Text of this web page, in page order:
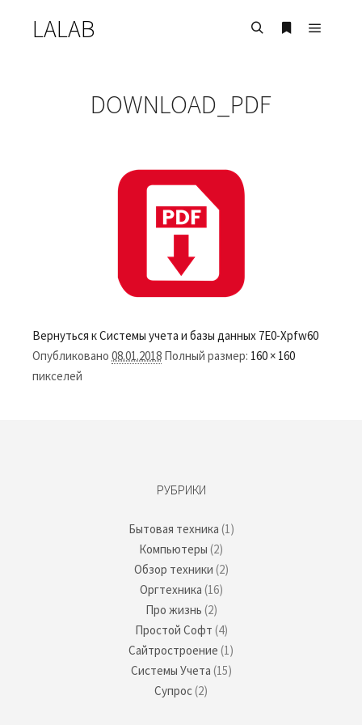
LALAB
DOWNLOAD_PDF
Вернуться к Системы учета и базы данных 7E0-Xpfw60
Опубликовано 08.01.2018 Полный размер: 160 × 160
пикселей
РУБРИКИ
Бытовая техника (1)
Компьютеры (2)
Обзор техники (2)
Оргтехника (16)
Про жизнь (2)
Простой Софт (4)
Сайтростроение (1)
Системы Учета (15)
Супрос(2)